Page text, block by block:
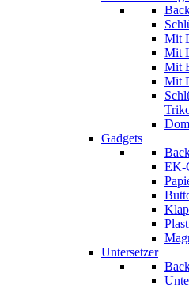
Mit
Mit
Mit
Mit
Gadgets
EK-
Untersetzer